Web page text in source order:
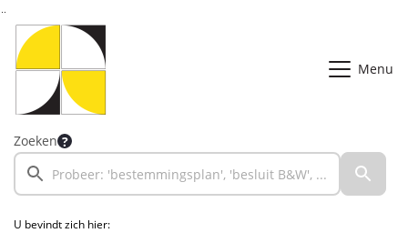
Menu
Zoeken
U bevindt zich hier: